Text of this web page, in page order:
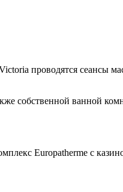
проводятся сеансы
собственной ванной
Europatherme с